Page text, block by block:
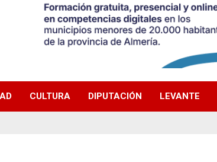
CULTURA DIPUTACIÓN LEVANTE